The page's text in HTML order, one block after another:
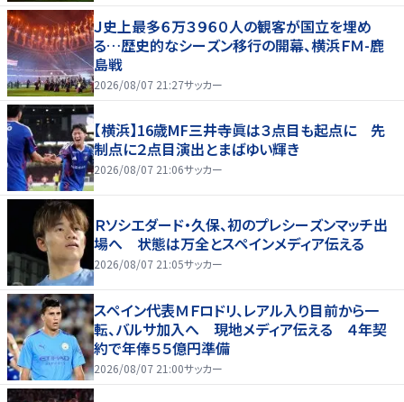
Ｊ史上最多６万３９６０人の観客が国立を埋め
る…歴史的なシーズン移行の開幕、横浜ＦＭ-鹿
島戦
2026/08/07 21:27サッカー
【横浜】16歳MF三井寺眞は３点目も起点に 先
制点に２点目演出とまばゆい輝き
2026/08/07 21:06サッカー
Ｒソシエダード・久保、初のプレシーズンマッチ出
場へ 状態は万全とスペインメディア伝える
2026/08/07 21:05サッカー
スペイン代表ＭＦロドリ、レアル入り目前から一
転、バルサ加入へ 現地メディア伝える ４年契
約で年俸５５億円準備
2026/08/07 21:00サッカー